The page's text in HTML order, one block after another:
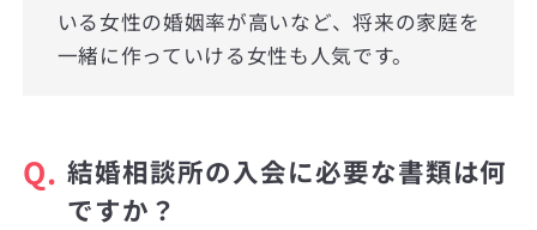
いる女性の婚姻率が高いなど、将来の家庭を
一緒に作っていける女性も人気です。
Q. 結婚相談所の入会に必要な書類は何
ですか？